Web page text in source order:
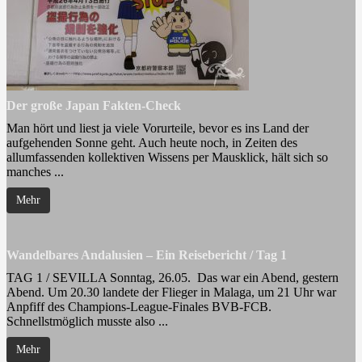
Der große Japan Fakten-Check
Man hört und liest ja viele Vorurteile, bevor es ins Land der
aufgehenden Sonne geht. Auch heute noch, in Zeiten des
allumfassenden kollektiven Wissens per Mausklick, hält sich so
manches ...
Mehr
Wandelbares Andalusien – Ein Reisebericht / Tag 1
TAG 1 / SEVILLA Sonntag, 26.05. Das war ein Abend, gestern
Abend. Um 20.30 landete der Flieger in Malaga, um 21 Uhr war
Anpfiff des Champions-League-Finales BVB-FCB.
Schnellstmöglich musste also ...
Mehr